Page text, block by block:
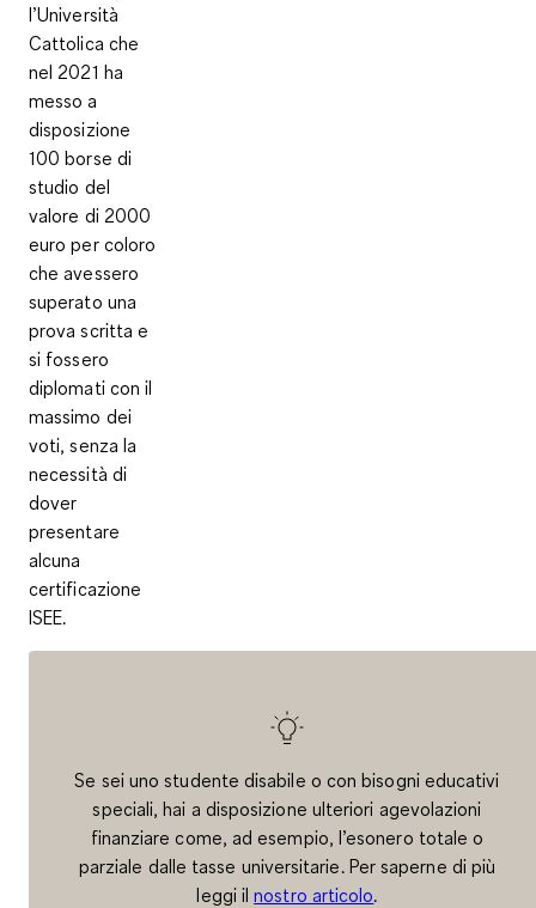
l’Università
Cattolica che
nel 2021 ha
messo a
disposizione
100 borse di
studio del
valore di 2000
euro per coloro
che avessero
superato una
prova scritta e
si fossero
diplomati con il
massimo dei
voti, senza la
necessità di
dover
presentare
alcuna
certificazione
ISEE.
Se sei uno studente disabile o con bisogni educativi
speciali, hai a disposizione ulteriori agevolazioni
finanziare come, ad esempio, l’esonero totale o
parziale dalle tasse universitarie. Per saperne di più
leggi ilnostro articolo.